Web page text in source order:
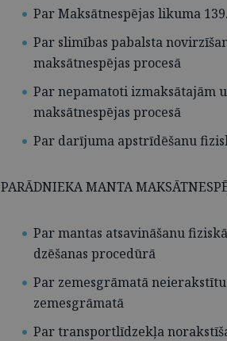
Par Maksātnespējas likuma
Par slimības pabalsta
maksātnespējas procesā
Par nepamatoti izmaksātajām
maksātnespējas procesā
Par darījuma apstrīdēšanu
PARĀDNIEKA MANTA
Par mantas atsavināšanu
dzēšanas procedūrā
Par zemesgrāmatā
zemesgrāmatā
Par transportlīdzekļa